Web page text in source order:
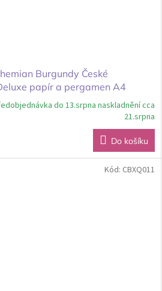
Burgundy České
papír a pergamen A4
do 13.srpna naskladnění cca
21.srpna
Do košíku
Kód: CBXQ011